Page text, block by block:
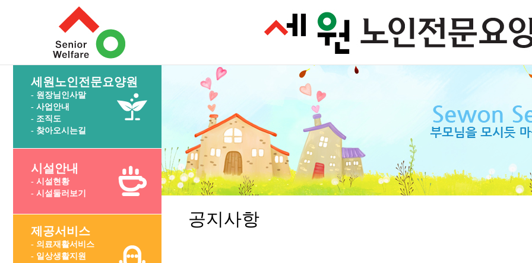
세원노인전문요양원
- 원장님인사말
- 사업안내
- 조직도
- 찾아오시는길
시설안내
- 시설현황
- 시설둘러보기
제공서비스
- 의료재활서비스
- 일상생활지원
공지사항